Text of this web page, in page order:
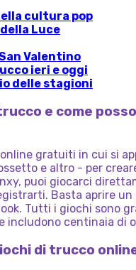
cultura pop
Luce
Valentino
ieri e oggi
delle stagioni
e come
gratuiti in cui si
e altro - per
puoi giocarci
Basta aprire
Tutti i giochi sono
includono centinaia di
di trucco